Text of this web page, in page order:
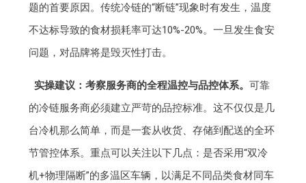
题的首要原因。传统冷链的“断链”现象时有发生，温度
不达标导致的食材损耗率可达10%-20%。一旦发生食安
问题，对品牌将是毁灭性打击。
实操建议：考察服务商的全程温控与品控体系。 可靠
的冷链服务商必须建立严苛的品控标准。这不仅仅是几
台冷机那么简单，而是一套从收货、存储到配送的全环
节管控体系。重点可以关注以下几点：是否采用“双冷
机+物理隔断”的多温区车辆，以满足不同品类食材同车